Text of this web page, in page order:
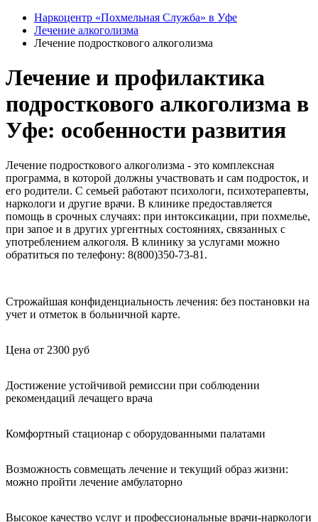
Наркоцентр «Похмельная Служба» в Уфе
Лечение алкоголизма
Лечение подросткового алкоголизма
Лечение и профилактика
подросткового алкоголизма в
Уфе: особенности развития
Лечение подросткового алкоголизма - это комплексная
программа, в которой должны участвовать и сам подросток, и
его родители. С семьей работают психологи, психотерапевты,
наркологи и другие врачи. В клинике предоставляется
помощь в срочных случаях: при интоксикации, при похмелье,
при запое и в других ургентных состояниях, связанных с
употреблением алкоголя. В клинику за услугами можно
обратиться по телефону: 8(800)350-73-81.
Строжайшая конфиденциальность лечения: без постановки на
учет и отметок в больничной карте.
Цена от 2300 руб
Достижение устойчивой ремиссии при соблюдении
рекомендаций лечащего врача
Комфортный стационар с оборудованными палатами
Возможность совмещать лечение и текущий образ жизни:
можно пройти лечение амбулаторно
Высокое качество услуг и профессиональные врачи-наркологи